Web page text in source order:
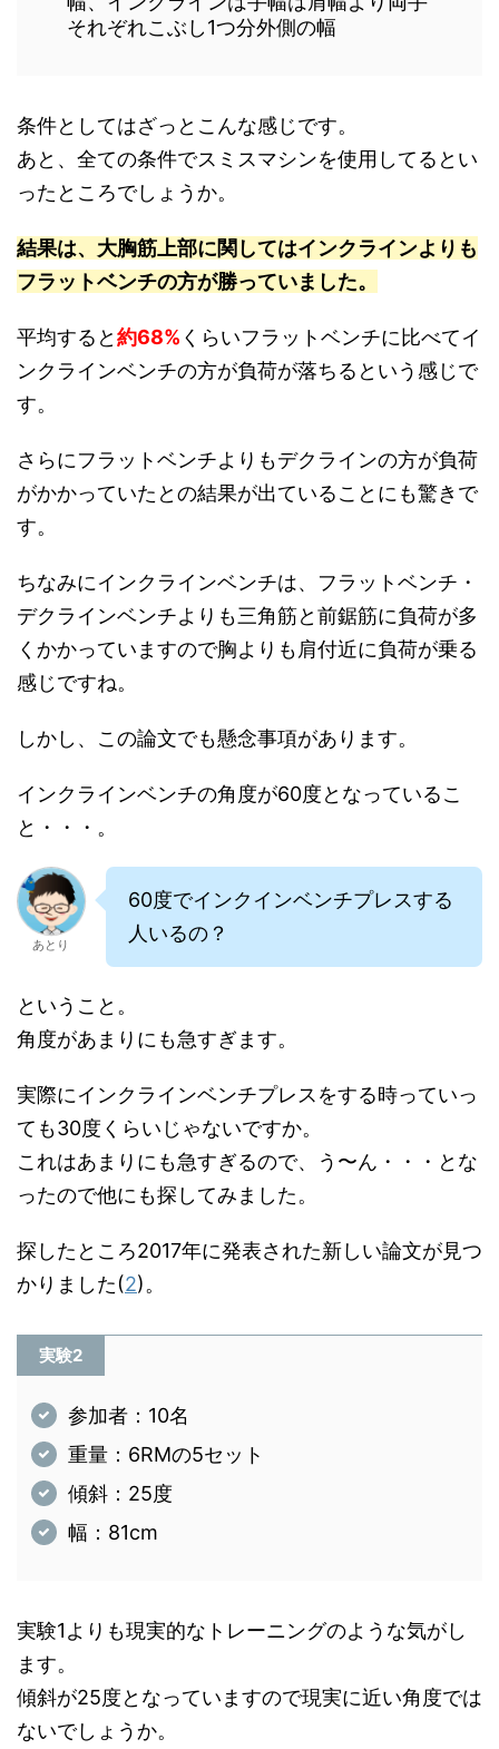
それぞれこぶし1つ分外側の幅
条件としてはざっとこんな感じです。
あと、全ての条件でスミスマシンを使用してるとい
ったところでしょうか。
結果は、大胸筋上部に関してはインクラインよりも
フラットベンチの方が勝っていました。
平均すると約68% くらいフラットベンチに比べてイ
ンクラインベンチの方が負荷が落ちるという感じで
す。
さらにフラットベンチよりもデクラインの方が負荷
がかかっていたとの結果が出ていることにも驚きで
す。
ちなみにインクラインベンチは、フラットベンチ・
デクラインベンチよりも三角筋と前鋸筋に負荷が多
くかかっていますので胸よりも肩付近に負荷が乗る
感じですね。
しかし、この論文でも懸念事項があります。
インクラインベンチの角度が60度となっているこ
と・・・。
あとり
60度でインクインベンチプレスする
人いるの？
ということ。
角度があまりにも急すぎます。
実際にインクラインベンチプレスをする時っていっ
ても30度くらいじゃないですか。
これはあまりにも急すぎるので、う〜ん・・・とな
ったので他にも探してみました。
探したところ2017年に発表された新しい論文が見つ
かりました(2)。
実験2
参加者：10名
重量：6RMの5セット
傾斜：25度
幅：81cm
実験1よりも現実的なトレーニングのような気がし
ます。
傾斜が25度となっていますので現実に近い角度では
ないでしょうか。